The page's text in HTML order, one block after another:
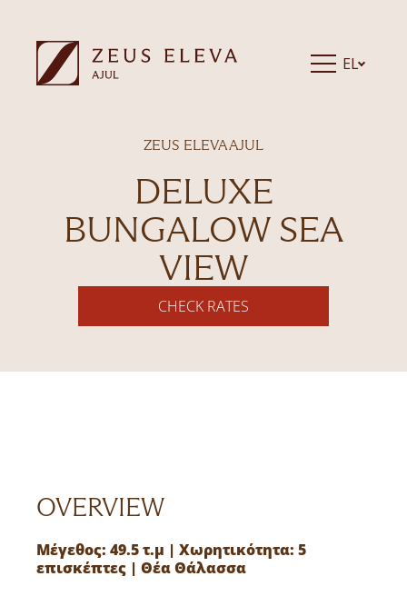
EL
ZEUS ELEVA AJUL
DELUXE
BUNGALOW SEA
VIEW
CHECK RATES
OVERVIEW
Μέγεθος: 49.5 τ.μ | Χωρητικότητα: 5
επισκέπτες | Θέα Θάλασσα